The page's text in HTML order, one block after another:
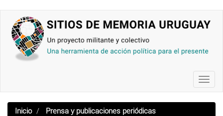
contenido
principal
Inicio
Prensa y publicaciones periódicas